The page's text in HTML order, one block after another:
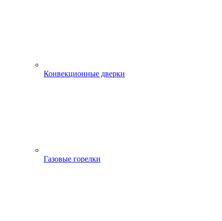
Конвекционные дверки
Газовые горелки